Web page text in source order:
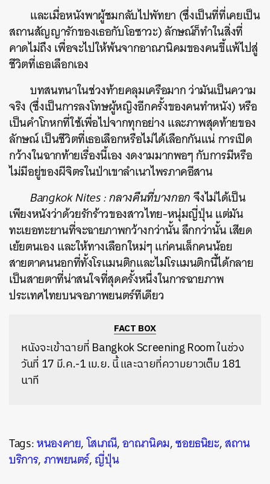
และเมื่อหนังพาผู้ชมกลับไปพัทยา (ซึ่งเป็นที่ที่เคยเป็น
สถานสัญญารักของเธอกับโอซาวะ) ลักษณ์ก็ทำในสิ่งที่
คาดไม่ถึง เพื่อจะไปให้พ้นจากอาณานิคมของคนขี้แพ้ไปสู่
ชีวิตที่เธอเลือกเอง
บทสนทนาในช่วงท้ายคลุมเครือมาก ว่ามันเป็นความ
จริง (ซึ่งเป็นการลงโทษผู้หญิงอีกครั้งของคนทำหนัง) หรือ
เป็นคำโกหกที่ใช้เพื่อไปจากทุกอย่าง และภาพสุดท้ายของ
ลักษณ์ เป็นชีวิตที่เธอเลือกหรือไม่ได้เลือกกันแน่ การเปิด
กว้างในฉากท้ายเรื่องนี้เอง งดงามมากพอๆ กับการมีหรือ
ไม่มีอยู่ของผีจิตรในป่าเขาลำเนาไพรภาคอีสาน
Bangkok Nites : กลางคืนที่บางกอกจึงไม่ได้เป็น
เพียงหนังว่าด้วยรักร้าวของสาวไทย-หนุ่มญี่ปุ่น แต่มัน
ทะเยอทะยานที่จะฉายภาพกว้างกว่านั้น ลึกกว่านั้น เสียด
เย้ยตนเอง และให้ทางเลือกใหม่ๆ แก่คนเล็กคนน้อย
สายตาคนนอกที่ทั้งโรแมนติกและไม่โรแมนติกนี้ได้กลาย
เป็นสายตาที่น่าสนใจที่สุดครั้งหนึ่งในการฉายภาพ
ประเทศไทยบนจอภาพยนตร์ทีเดียว
FACT BOX
หนังจะเข้าฉายที่ Bangkok Screening Room ในช่วง
วันที่ 17 มี.ค.-1 เม.ย. นี้ และฉายที่ความยาวเต็ม 181
นาที
Tags:หนองคาย,โสเภณี,อาณานิคม,ซอยธนิยะ,สถาน
บริการ,ภาพยนตร์,ญี่ปุ่น